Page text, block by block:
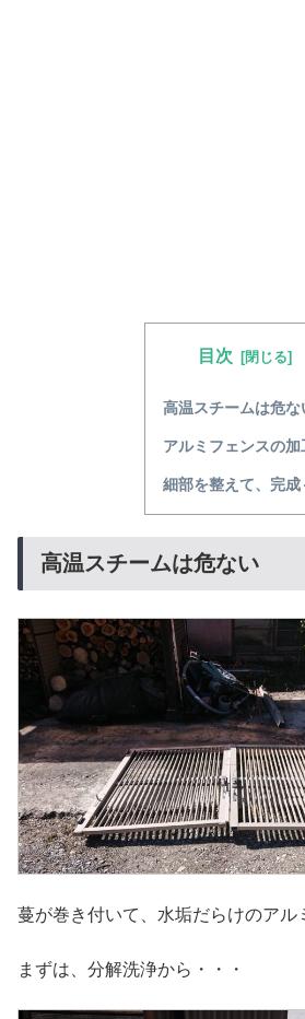
目次
高温スチームは危な
アルミフェンスの加
細部を整えて、完成
高温スチームは危ない
蔓が巻き付いて、水垢だらけのアル
まずは、分解洗浄から・・・